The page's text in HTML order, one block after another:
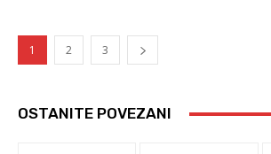
1 2 3
OSTANITE POVEZANI